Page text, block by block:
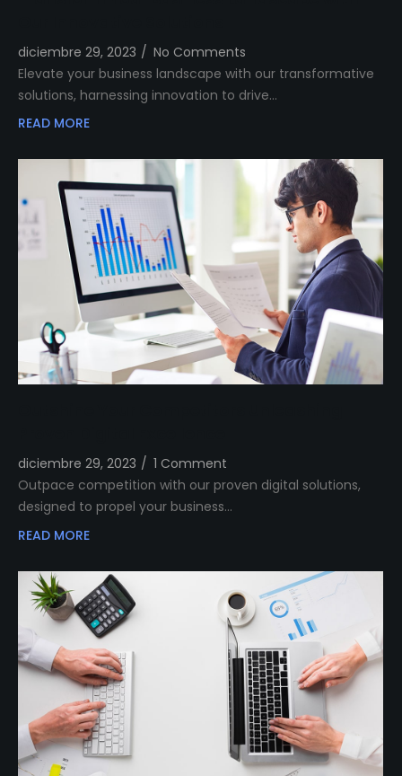
diciembre 29, 2023 / No Comments
Elevate your business landscape with our transformative
solutions, harnessing innovation to drive…
READ MORE
diciembre 29, 2023 / 1 Comment
Outpace competition with our proven digital solutions,
designed to propel your business…
READ MORE